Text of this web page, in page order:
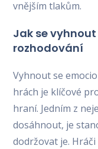
vnějším tlakům.
Jak se
rozhodování
Vyhnout se
hrách je klíčové
hraní. Jedním z
dosáhnout, je
dodržovat je.